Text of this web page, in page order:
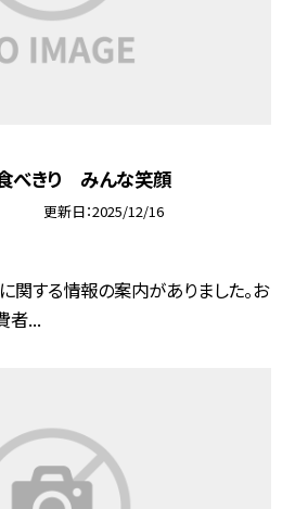
食べきり みんな笑顔
更新日 2025/12/16
関する情報の案内がありました。お
者...